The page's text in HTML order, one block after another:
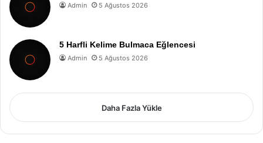
Admin 5 Ağustos 2026
5 Harfli Kelime Bulmaca Eğlencesi
Admin 5 Ağustos 2026
Daha Fazla Yükle